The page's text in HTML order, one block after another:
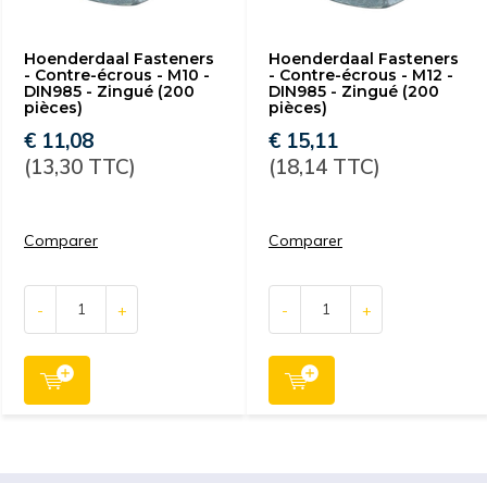
Hoenderdaal Fasteners
- Contre-écrous - M10 -
DIN985 - Zingué (200
pièces)
€ 11,08
(13,30 TTC)
Comparer
- +
Hoenderdaal Fasteners
- Contre-écrous - M12 -
DIN985 - Zingué (200
pièces)
€ 15,11
(18,14 TTC)
Comparer
- +